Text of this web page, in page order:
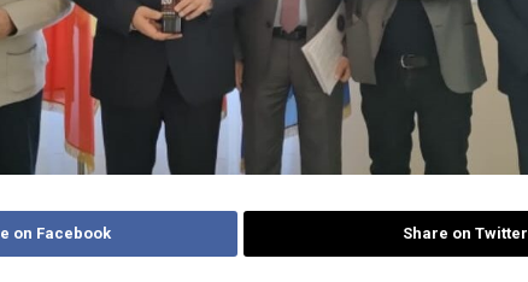
on Facebook Share on Twitter